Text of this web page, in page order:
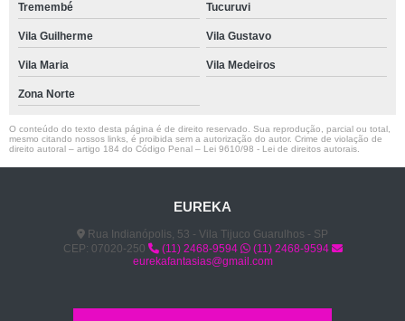
Tremembé Tucuruvi
Vila Guilherme Vila Gustavo
Vila Maria Vila Medeiros
Zona Norte
O conteúdo do texto desta página é de direito reservado. Sua reprodução, parcial ou total,
mesmo citando nossos links, é proibida sem a autorização do autor. Crime de violação de
direito autoral – artigo 184 do Código Penal – Lei 9610/98 - Lei de direitos autorais
EUREKA
Rua Indianópolis, 53 - Vila Tijuco Guarulhos - SP
CEP: 07020-250
(11) 2468-9594
(11) 2468-9594
eurekafantasias@gmail.com